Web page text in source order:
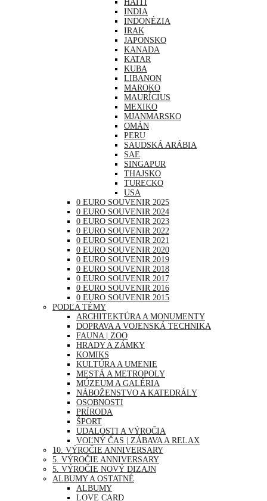
HAITI
INDIA
INDONÉZIA
IRAK
JAPONSKO
KANADA
KATAR
KUBA
LIBANON
MAROKO
MAURÍCIUS
MEXIKO
MJANMARSKO
OMÁN
PERU
SAUDSKÁ ARÁBIA
SAE
SINGAPUR
THAJSKO
TURECKO
USA
0 EURO SOUVENIR 2025
0 EURO SOUVENIR 2024
0 EURO SOUVENIR 2023
0 EURO SOUVENIR 2022
0 EURO SOUVENIR 2021
0 EURO SOUVENIR 2020
0 EURO SOUVENIR 2019
0 EURO SOUVENIR 2018
0 EURO SOUVENIR 2017
0 EURO SOUVENIR 2016
0 EURO SOUVENIR 2015
PODĽA TÉMY
ARCHITEKTÚRA A MONUMENTY
DOPRAVA A VOJENSKÁ TECHNIKA
FAUNA | ZOO
HRADY A ZÁMKY
KOMIKS
KULTÚRA A UMENIE
MESTÁ A METROPOLY
MÚZEUM A GALÉRIA
NÁBOŽENSTVO A KATEDRÁLY
OSOBNOSTI
PRÍRODA
ŠPORT
UDALOSTI A VÝROČIA
VOĽNÝ ČAS | ZÁBAVA A RELAX
10. VÝROČIE ANNIVERSARY
5. VÝROČIE ANNIVERSARY
5. VÝROČIE NOVÝ DIZAJN
ALBUMY A OSTATNÉ
ALBUMY
LOVE CARD